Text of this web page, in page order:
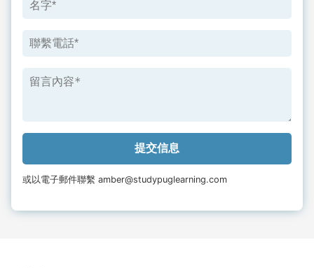
或以電子郵件聯繫 amber@studypuglearning.com